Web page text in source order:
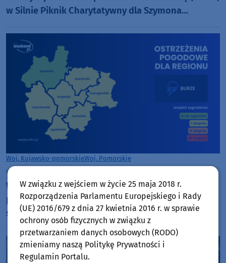
w Silnie Piknik Charytatywny dla Szymona
Woj. Kujawsko-pomorskieWoj. Pomorskie
wtorek, 4 sierpnia 2026, 12:45
Wieczorem i w nocy w naszym regionie
prognozowane są burze, którym mogą towarzyszyć
silne opady deszczu i grad
W związku z wejściem w życie 25 maja 2018 r.
Rozporządzenia Parlamentu Europejskiego i Rady
(UE) 2016/679 z dnia 27 kwietnia 2016 r. w sprawie
ochrony osób fizycznych w związku z
przetwarzaniem danych osobowych (RODO)
zmieniamy naszą Politykę Prywatności i
Regulamin Portalu.